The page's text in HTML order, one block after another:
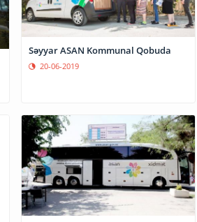
Səyyar ASAN Kommunal Qobuda
20-06-2019